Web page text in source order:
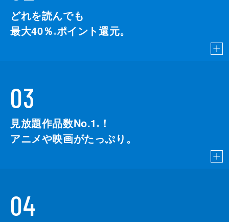
どれを読んでも
最大40％ ※ポイント還元。
03
見放題作品数No.1 ※
！
アニメや映画がたっぷり。
04